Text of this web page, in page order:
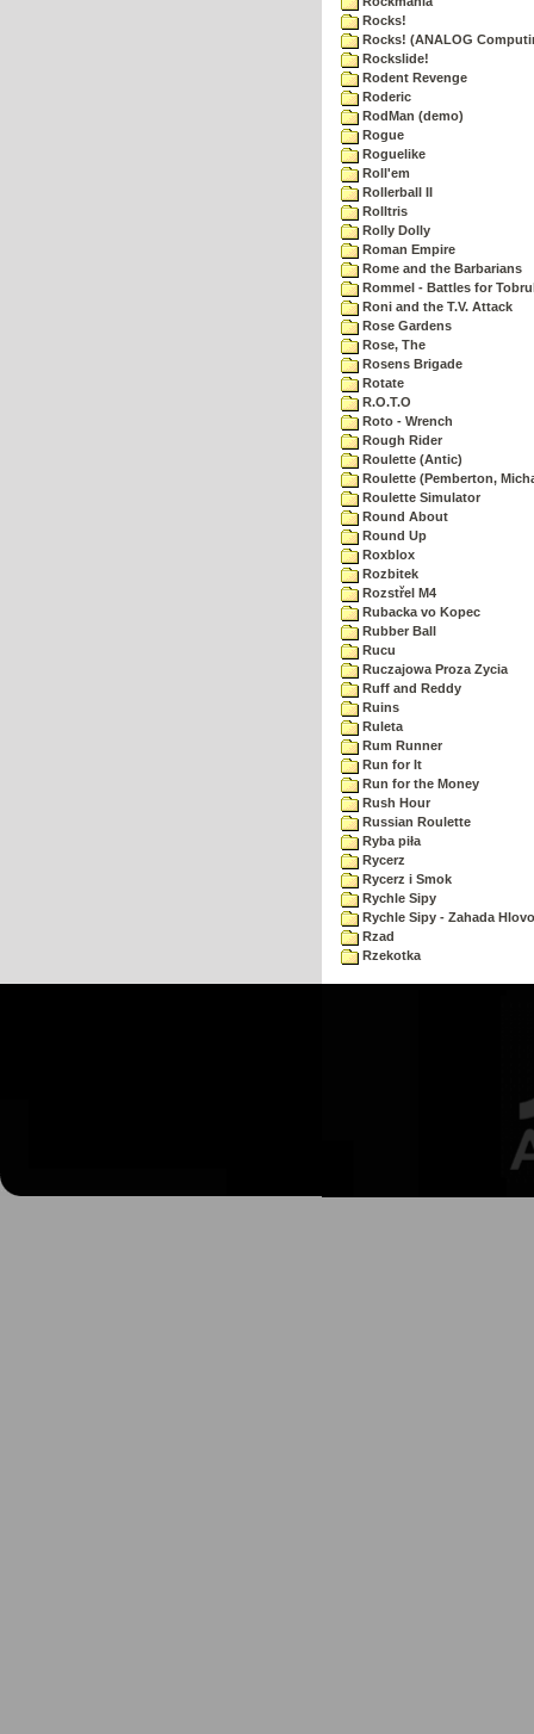
Rocks!
Rocks! (ANALOG
Rockslide!
Rodent Revenge
Roderic
RodMan (demo)
Rogue
Roguelike
Roll'em
Rollerball II
Rolltris
Rolly Dolly
Roman Empire
Rome and the Barbarians
Rommel - Battles for
Roni and the T.V. Attack
Rose Gardens
Rose, The
Rosens Brigade
Rotate
R.O.T.O
Roto - Wrench
Rough Rider
Roulette (Antic)
Roulette (Pemberton,
Roulette Simulator
Round About
Round Up
Roxblox
Rozbitek
Rozstřel M4
Rubacka vo Kopec
Rubber Ball
Rucu
Ruczajowa Proza Zycia
Ruff and Reddy
Ruins
Ruleta
Rum Runner
Run for It
Run for the Money
Rush Hour
Russian Roulette
Ryba piła
Rycerz
Rycerz i Smok
Rychle Sipy
Rychle Sipy - Zahada
Rzad
Rzekotka